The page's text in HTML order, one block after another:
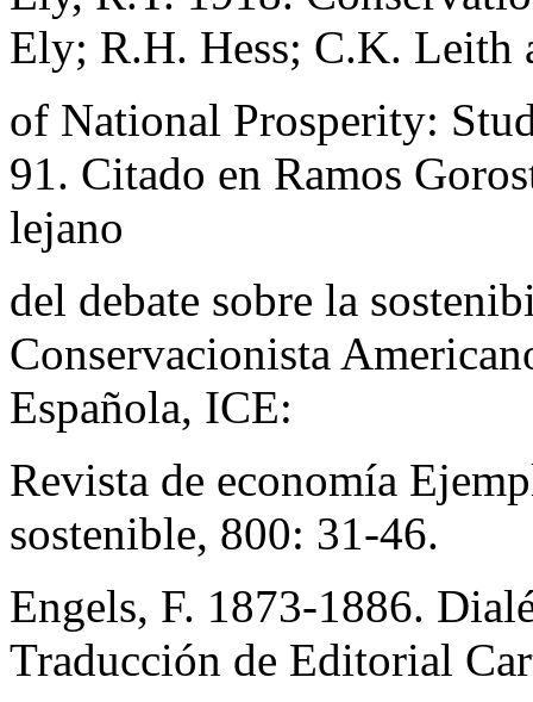
Ely; R.H. Hess; C.K. Leith
of National Prosperity:
91. Citado en Ramos
lejano
del debate sobre la
Conservacionista
Española, ICE:
Revista de economía
sostenible, 800: 31-46.
Engels, F. 1873-1886.
Traducción de Editorial